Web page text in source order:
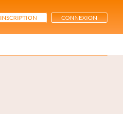
INSCRIPTION CONNEXION